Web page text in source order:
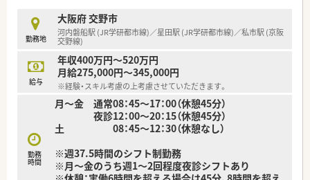
会や定期的な情報共有を通じて安全な医療を提供します。
【職場環境と雰囲気】
■薬局には常勤5名の薬剤師が在籍しており、常時4.5名という非
常に手厚い人員体制を維持してゆとりを持って業務をこなせま
す。
■地元で働きたいという想いを持って入社したベテランが多数
在籍しており、何でも気軽に質問できる温かい空気感です。
■女性の育休取得率および復帰率はともに100％を誇り、復職後
には時短正社員として無理なく活躍できる制度が整っていま
勤務地
大阪府 交野市
河内磐船駅 (JR学研都市線)／星田駅 (JR学研都市線)／私市駅 (京阪
交野線)
給与
年収400万円～520万円
月給275,000円～345,000円
※経験・スキル考慮の上考慮させていただきます。
勤務
時間
月～金 通常08：45～17：00（休憩45分）
夜診12：00～20：15（休憩45分）
土 08：45～12：30（休憩なし）
※週37.5時間のシフト制勤務
※月～金のうち週1～2回程度夜診シフトあり